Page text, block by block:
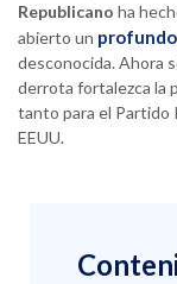
Republicano ha
abierto un profundo
desconocida. Ahora
derrota fortalezca la
tanto para el Partido
EEUU.